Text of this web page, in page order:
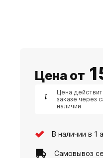
Цена от
Цена
заказе через
наличии
В наличии в 1
Самовывоз